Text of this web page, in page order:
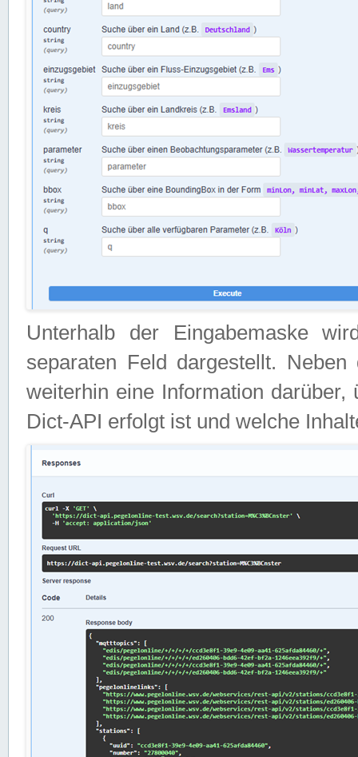
Unterhalb der Eingabemaske
separaten Feld dargestellt.
weiterhin eine Information
Dict-API erfolgt ist und welche